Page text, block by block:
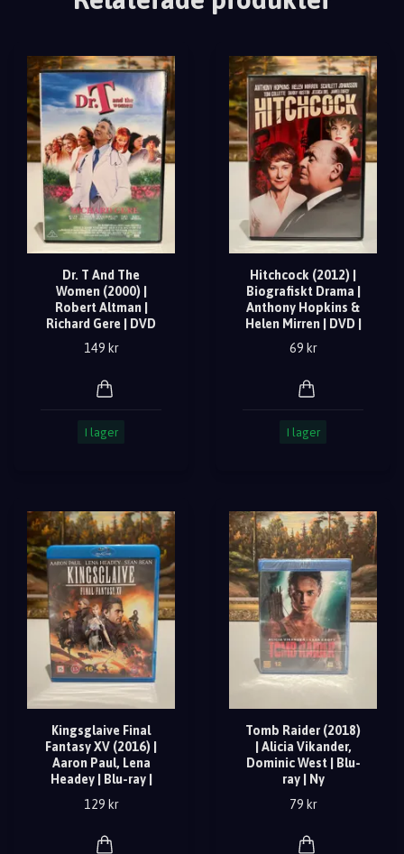
Dr. T And The
Women (2000) |
Robert Altman |
Richard Gere | DVD
149 kr
I lager
Hitchcock (2012) |
Biografiskt Drama |
Anthony Hopkins &
Helen Mirren | DVD |
69 kr
I lager
Kingsglaive Final
Fantasy XV (2016) |
Aaron Paul, Lena
Headey | Blu-ray |
129 kr
Tomb Raider (2018)
| Alicia Vikander,
Dominic West | Blu-
ray | Ny
79 kr